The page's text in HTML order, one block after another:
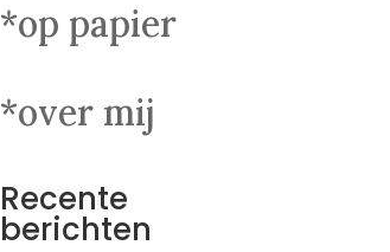
*op papier
*over mij
Recente
berichten